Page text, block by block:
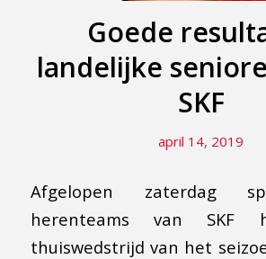
Goede
landelijke
SKF
april 14, 2019
Afgelopen zaterdag
herenteams van SKF
thuiswedstrijd van het